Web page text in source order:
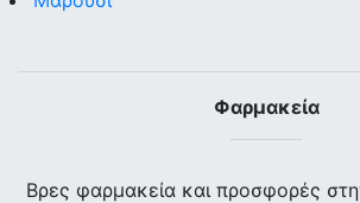
Φαρμακεία
Βρες φαρμακεία και προσφορές